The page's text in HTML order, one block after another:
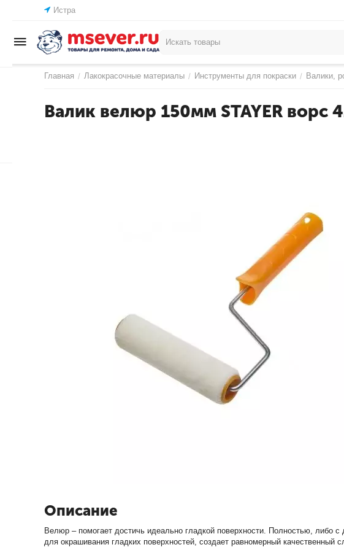
Истра
Главная / Лакокрасочные материалы / Инструменты для покраски / Валики,
Валик велюр 150мм STAYER ворс
Описание
Велюр – помогает достичь идеально гладкой поверхности. Полностью, либо
для окрашивания гладких поверхностей, создает равномерный качественный